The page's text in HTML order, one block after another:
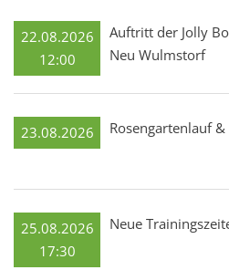
22.08.2026
12:00
Auftritt der Jolly
Neu Wulmstorf
23.08.2026 Rosengartenlauf &
25.08.2026
17:30
Neue